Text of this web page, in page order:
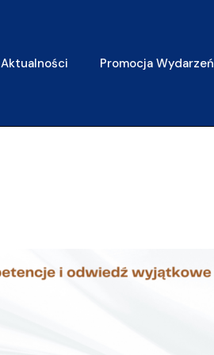
Aktualności Promocja Wydarzeń